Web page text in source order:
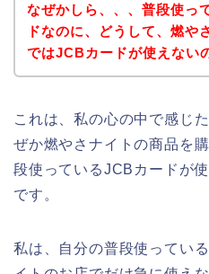
なぜかしら、、、普段使っ
ドなのに、どうして、燃や
ではJCBカードが使えない
これは、私の心の中で感じ
ぜか燃やさナイトの商品を
段使っているJCBカードが
です。
私は、自分の普段使ってい